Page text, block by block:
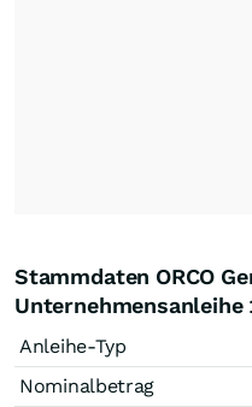
Stammdaten ORCO
Unternehmensanleihe
Anleihe-Typ
Nominalbetrag